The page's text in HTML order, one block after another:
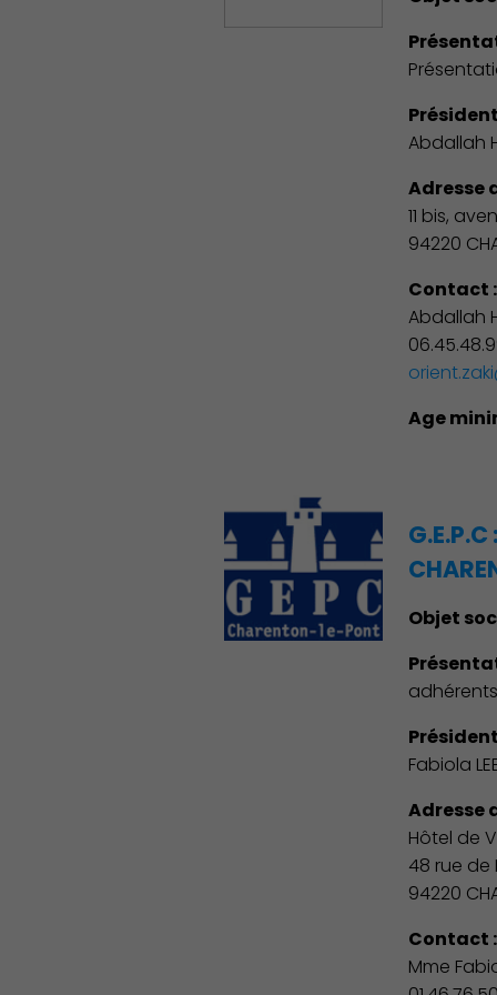
Démocratie locale
Abdallah
Adresse
11 bis,
94220
Contact :
Abdallah
Age
G.E.P.C
Objet
Fabiola
Adresse
Hôtel de
48 rue de
94220
Contact :
Mme